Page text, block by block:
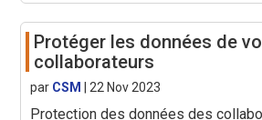
Protéger les données de
collaborateurs
par CSM 22 Nov 2023
Protection des données des